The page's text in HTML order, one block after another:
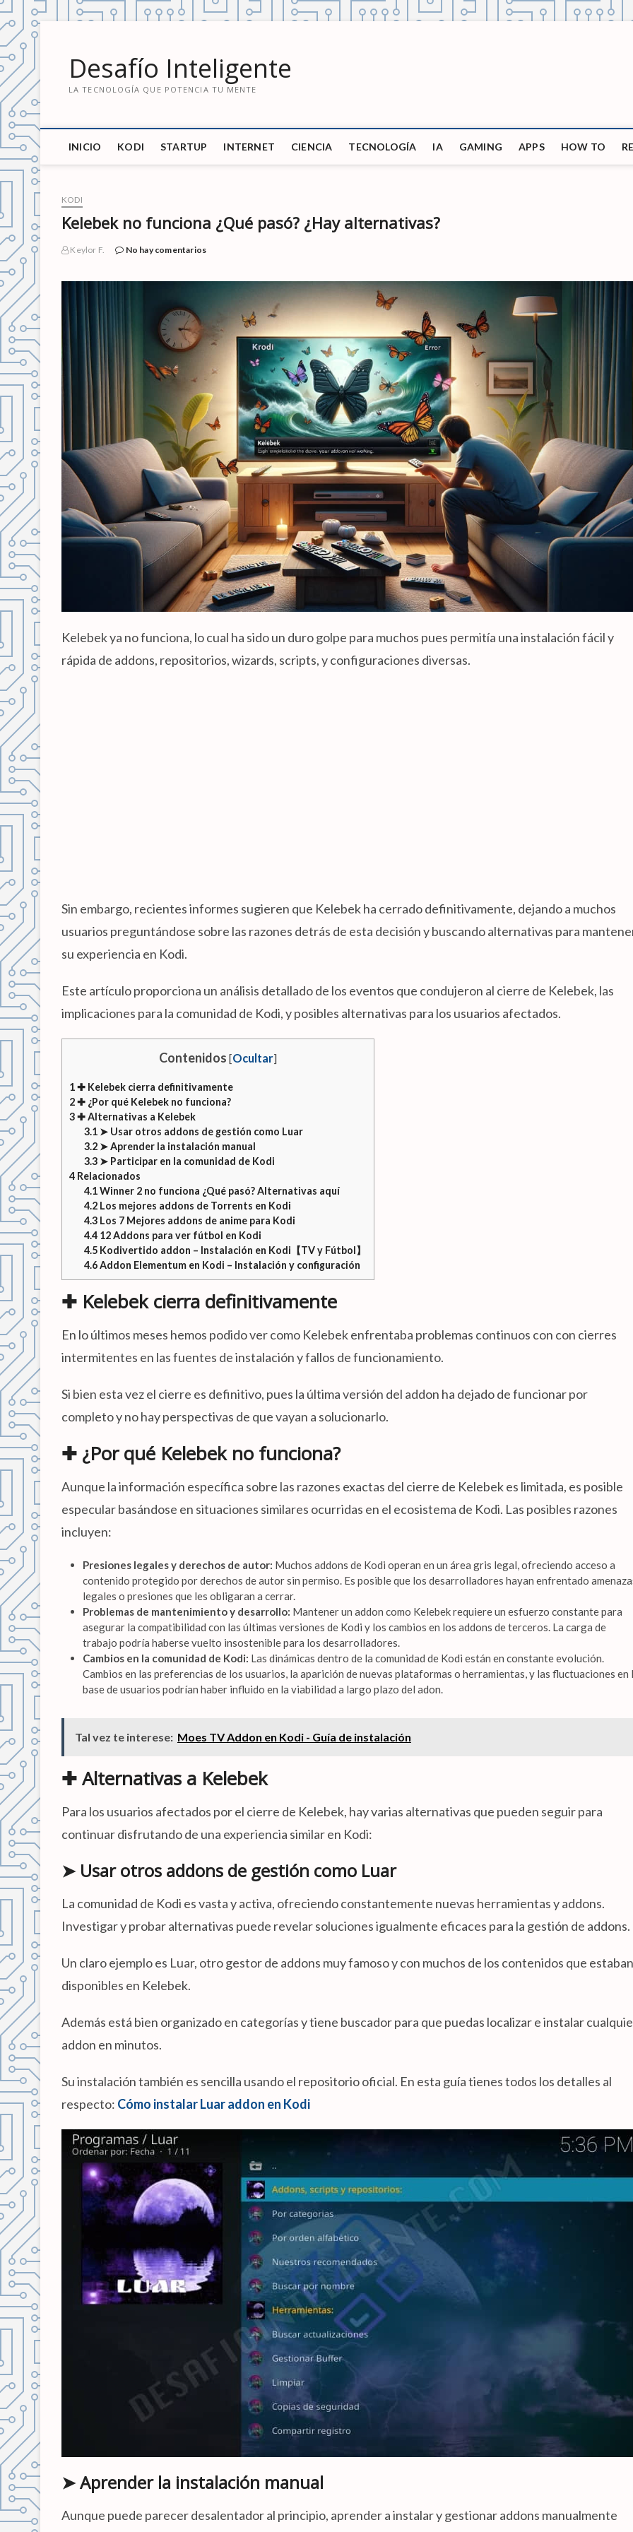
o
Desafío Inteligente
LA TECNOLOGÍA QUE POTENCIA TU MENTE
INICIO KODI STARTUP INTERNET CIENCIA TECNOLOGÍA IA GAMING APPS HOW TO
KODI
Kelebek no funciona ¿Qué pasó? ¿Hay alternativas?
Keylor F. No hay comentarios
Kelebek ya no funciona, lo cual ha sido un duro golpe para muchos pues permitía una instalación fácil y
rápida de addons, repositorios, wizards, scripts, y configuraciones diversas.
Sin embargo, recientes informes sugieren que Kelebek ha cerrado definitivamente, dejando a muchos
usuarios preguntándose sobre las razones detrás de esta decisión y buscando alternativas para
su experiencia en Kodi.
Este artículo proporciona un análisis detallado de los eventos que condujeron al cierre de Kelebek, las
implicaciones para la comunidad de Kodi, y posibles alternativas para los usuarios afectados.
Contenidos [Ocultar]
1✚ Kelebek cierra definitivamente
2✚ ¿Por qué Kelebek no funciona?
3✚ Alternativas a Kelebek
3.1 ➤ Usar otros addons de gestión como Luar
3.2 ➤ Aprender la instalación manual
3.3 ➤ Participar en la comunidad de Kodi
4 Relacionados
4.1Winner 2 no funciona ¿Qué pasó? Alternativas aquí
4.2 Los mejores addons de Torrents en Kodi
4.3 Los 7 Mejores addons de anime para Kodi
4.4 12 Addons para ver fútbol en Kodi
4.5 Kodivertido addon – Instalación en Kodi【TV y Fútbol】
4.6Addon Elementum en Kodi – Instalación y configuración
✚ Kelebek cierra definitivamente
En lo últimos meses hemos podido ver como Kelebek enfrentaba problemas continuos con con cierres
intermitentes en las fuentes de instalación y fallos de funcionamiento.
Si bien esta vez el cierre es definitivo, pues la última versión del addon ha dejado de funcionar por
completo y no hay perspectivas de que vayan a solucionarlo.
✚ ¿Por qué Kelebek no funciona?
Aunque la información específica sobre las razones exactas del cierre de Kelebek es limitada, es posible
especular basándose en situaciones similares ocurridas en el ecosistema de Kodi. Las posibles razones
incluyen:
Presiones legales y derechos de autor: Muchos addons de Kodi operan en un área gris legal, ofreciendo acceso a
contenido protegido por derechos de autor sin permiso. Es posible que los desarrolladores hayan enfrentado
legales o presiones que les obligaran a cerrar.
Problemas de mantenimiento y desarrollo: Mantener un addon como Kelebek requiere un esfuerzo constante para
asegurar la compatibilidad con las últimas versiones de Kodi y los cambios en los addons de terceros. La carga de
trabajo podría haberse vuelto insostenible para los desarrolladores.
Cambios en la comunidad de Kodi: Las dinámicas dentro de la comunidad de Kodi están en constante evolución.
Cambios en las preferencias de los usuarios, la aparición de nuevas plataformas o herramientas, y las fluctuaciones en
base de usuarios podrían haber influido en la viabilidad a largo plazo del adon.
Tal vez te interese: Moes TV Addon en Kodi - Guía de instalación
✚ Alternativas a Kelebek
Para los usuarios afectados por el cierre de Kelebek, hay varias alternativas que pueden seguir para
continuar disfrutando de una experiencia similar en Kodi:
➤ Usar otros addons de gestión como Luar
La comunidad de Kodi es vasta y activa, ofreciendo constantemente nuevas herramientas y addons.
Investigar y probar alternativas puede revelar soluciones igualmente eficaces para la gestión de addons.
Un claro ejemplo es Luar, otro gestor de addons muy famoso y con muchos de los contenidos que estaban
disponibles en Kelebek.
Además está bien organizado en categorías y tiene buscador para que puedas localizar e instalar
addon en minutos.
Su instalación también es sencilla usando el repositorio oficial. En esta guía tienes todos los detalles al
respecto: Cómo instalar Luar addon en Kodi
➤ Aprender la instalación manual
Aunque puede parecer desalentador al principio, aprender a instalar y gestionar addons manualmente